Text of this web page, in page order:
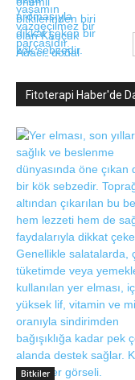
Fitoterapi Haber'de
Bitkiler